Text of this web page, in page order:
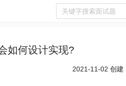
如何设计实现?
2021-11-02 创建